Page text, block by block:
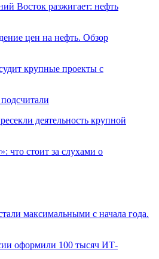
Восток разжигает: нефть
цен на нефть. Обзор
крупные проекты с
деятельность крупной
что стоит за слухами о
максимальными с начала года.
оформили 100 тысяч ИТ-